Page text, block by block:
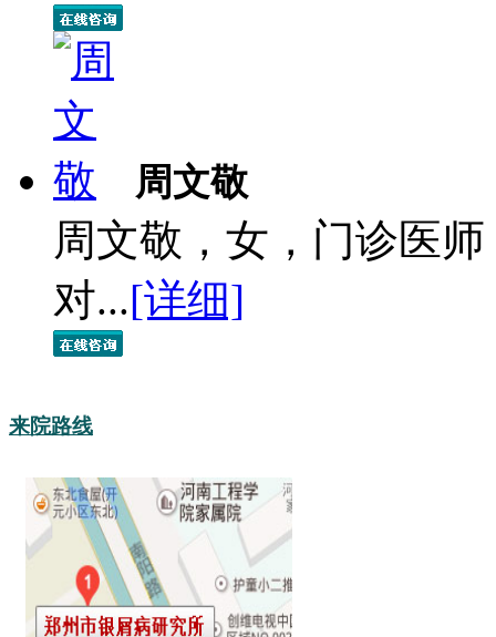
周文敬
周文敬，女，门诊医
对...[详细]
来院路线